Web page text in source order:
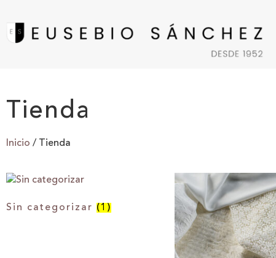
Tienda
Inicio / Tienda
Sin categorizar (1)